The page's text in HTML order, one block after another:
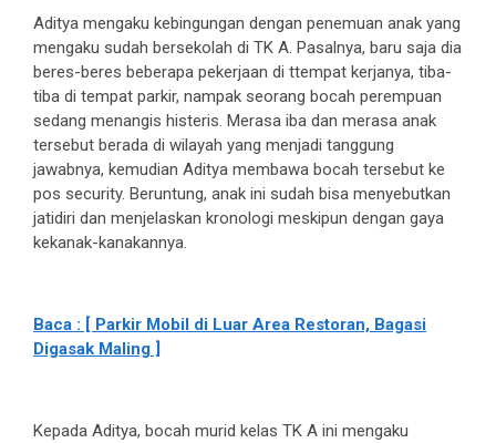
Aditya mengaku kebingungan dengan penemuan anak yang
mengaku sudah bersekolah di TK A. Pasalnya, baru saja dia
beres-beres beberapa pekerjaan di ttempat kerjanya, tiba-
tiba di tempat parkir, nampak seorang bocah perempuan
sedang menangis histeris. Merasa iba dan merasa anak
tersebut berada di wilayah yang menjadi tanggung
jawabnya, kemudian Aditya membawa bocah tersebut ke
pos security. Beruntung, anak ini sudah bisa menyebutkan
jatidiri dan menjelaskan kronologi meskipun dengan gaya
kekanak-kanakannya.
Baca : [ Parkir Mobil di Luar Area Restoran, Bagasi
Digasak Maling ]
Kepada Aditya, bocah murid kelas TK A ini mengaku